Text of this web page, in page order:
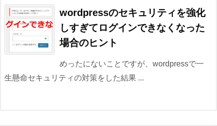
wordpressのセキュリティを強化
しすぎてログインできなくなった
場合のヒント
めったにないことですが、wordpressで一
生懸命セキュリティの対策をした結果 ...